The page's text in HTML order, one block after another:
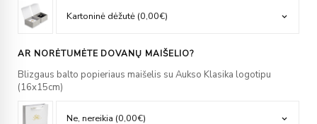
AR NORĖTUMĖTE DOVANŲ MAIŠELIO?
Blizgaus balto popieriaus maišelis su Aukso Klasika logotipu
(16x15cm)